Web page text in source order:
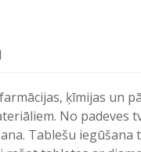
ķīmijas un
No
Tablešu